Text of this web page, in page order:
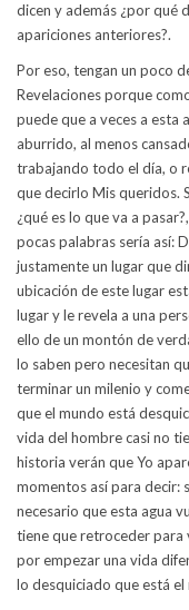
dicen y además ¿por qué
apariciones anteriores?.
Por eso, tengan un poco
Revelaciones porque
puede que a veces a esta
aburrido, al menos
trabajando todo el día, o
que decirlo Mis queridos.
¿qué es lo que va a
pocas palabras sería así:
justamente un lugar que
ubicación de este lugar
lugar y le revela a una
ello de un montón de
lo saben pero necesitan
terminar un milenio y
que el mundo está
vida del hombre casi no
historia verán que Yo
momentos así para decir:
necesario que esta agua
tiene que retroceder para
por empezar una vida
lo desquiciado que está el